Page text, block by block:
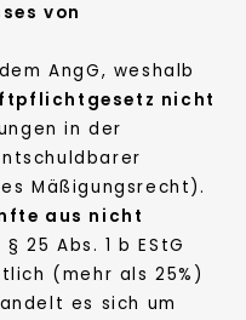
von
AngG, weshalb
nicht
in der
Mäßigungsrecht).
aus nicht
25 Abs. 1 b EStG
(mehr als 25%)
es sich um